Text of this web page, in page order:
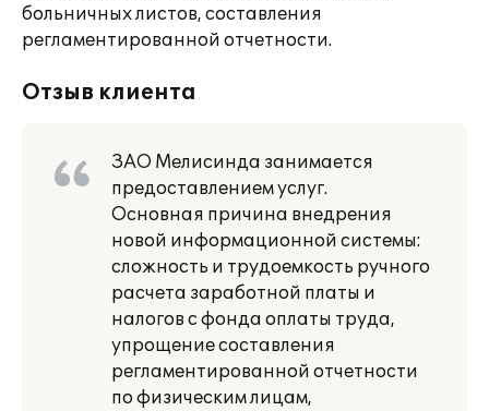
больничных листов, составления
регламентированной отчетности.
Отзыв клиента
ЗАО Мелисинда занимается
предоставлением услуг.
Основная причина внедрения
новой информационной системы:
сложность и трудоемкость ручного
расчета заработной платы и
налогов с фонда оплаты труда,
упрощение составления
регламентированной отчетности
по физическим лицам,